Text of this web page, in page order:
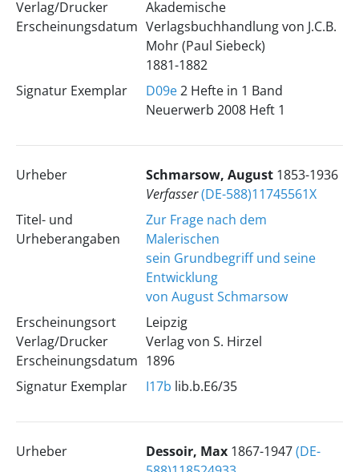
Verlag/Drucker
Erscheinungsdatum
Akademische
Verlagsbuchhandlung von J.C.B.
Mohr (Paul Siebeck)
1881-1882
Signatur Exemplar
D09e2 Hefte in 1 Band
Neuerwerb 2008 Heft 1
Urheber Schmarsow, August 1853-1936
Verfasser(DE-588)11745561X
Titel- und
Urheberangaben
Zur Frage nach dem
Malerischen
sein Grundbegriff und seine
Entwicklung
von August Schmarsow
Erscheinungsort
Verlag/Drucker
Erscheinungsdatum
Leipzig
Verlag von S. Hirzel
1896
Signatur Exemplar
I17b lib.b.E6/35
Urheber Dessoir, Max 1867-1947(DE-